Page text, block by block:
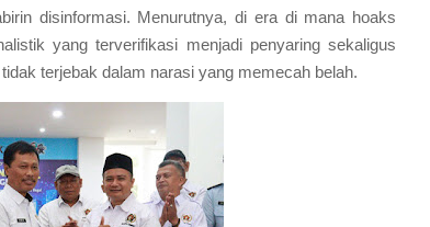
disinformasi. Menurutnya, di era di mana hoaks
yang terverifikasi menjadi penyaring sekaligus
terjebak dalam narasi yang memecah belah.